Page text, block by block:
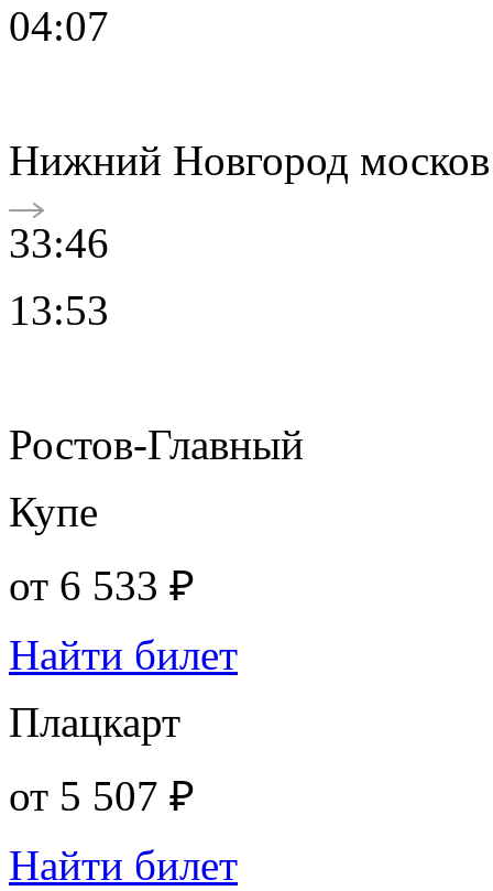
04:07
Нижний Новгород москов
33:46
13:53
Ростов-Главный
Купе
от 6 533 ₽
Найти билет
Плацкарт
от 5 507 ₽
Найти билет